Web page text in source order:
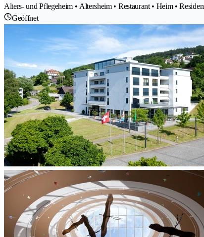
Alters- und Pflegeheim • Altersheim • Restaurant • Heim •
Geöffnet